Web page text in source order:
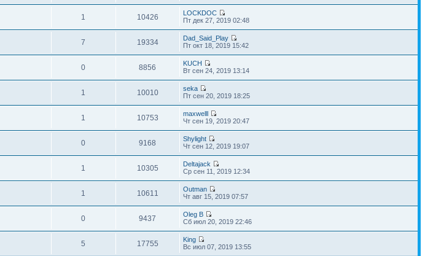
1 10426
LOCKDOC
Пт дек 27, 2019 02:48
7 19334
Dad_Said_Play
Пт окт 18, 2019 15:42
0 8856
KUCH
Вт сен 24, 2019 13:14
1 10010
seka
Пт сен 20, 2019 18:25
1 10753
maxwelll
Чт сен 19, 2019 20:47
0 9168
Shylight
Чт сен 12, 2019 19:07
1 10305
Deltajack
Ср сен 11, 2019 12:34
1 10611
Outman
Чт авг 15, 2019 07:57
0 9437
Oleg B
Сб июл 20, 2019 22:46
5 17755
King
Вс июл 07, 2019 13:55